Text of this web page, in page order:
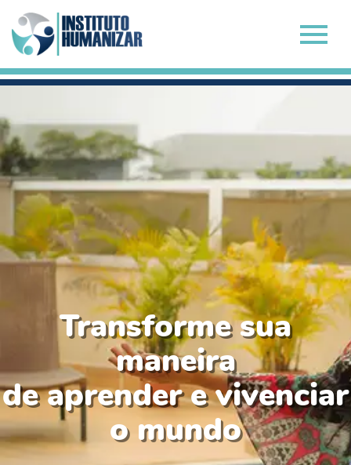
Transforme sua
maneira
de aprender e vivenciar
o mundo